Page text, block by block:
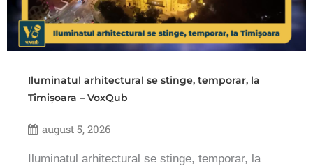
Iluminatul arhitectural se stinge, temporar, la
Timișoara – VoxQub
august 5, 2026
Iluminatul arhitectural se stinge, temporar, la